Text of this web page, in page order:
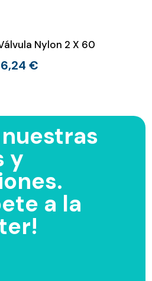
Nylon 2 X 60
6,24 €
y
a la